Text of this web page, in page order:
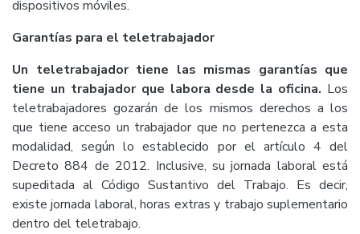
dispositivos móviles.
Garantías para el teletrabajador
Un teletrabajador tiene las mismas garantías que
tiene un trabajador que labora desde la oficina. Los
teletrabajadores gozarán de los mismos derechos a los
que tiene acceso un trabajador que no pertenezca a esta
modalidad, según lo establecido por el artículo 4 del
Decreto 884 de 2012. Inclusive, su jornada laboral está
supeditada al Código Sustantivo del Trabajo. Es decir,
existe jornada laboral, horas extras y trabajo suplementario
dentro del teletrabajo.